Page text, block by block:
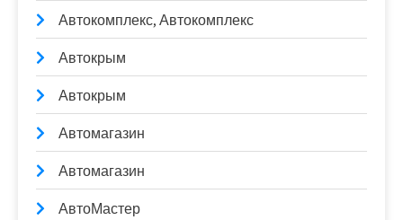
Автокомплекс, Автокомплекс
Автокрым
Автокрым
Автомагазин
Автомагазин
АвтоМастер